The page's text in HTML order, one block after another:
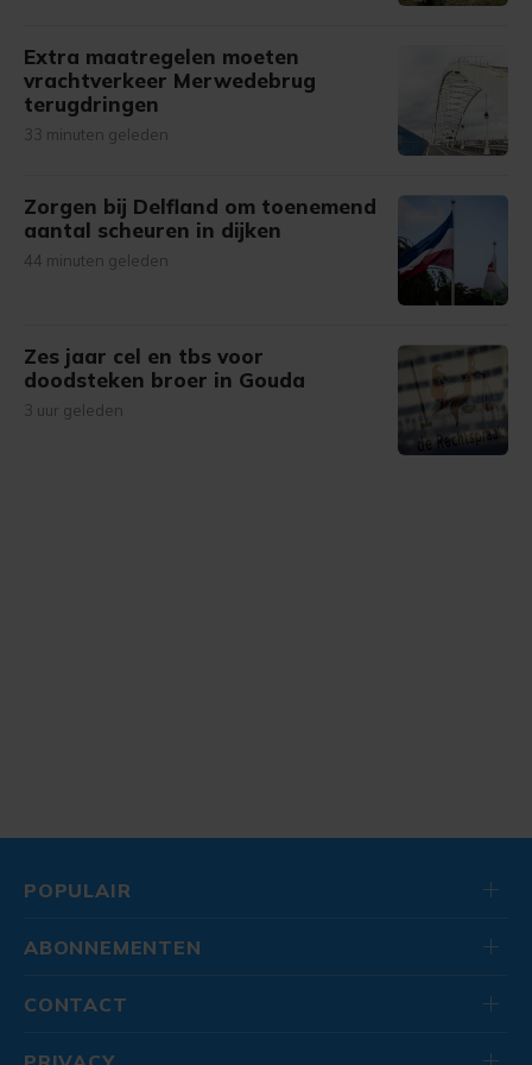
Extra maatregelen moeten
vrachtverkeer Merwedebrug
terugdringen
33 minuten geleden
Zorgen bij Delfland om toenemend
aantal scheuren in dijken
44 minuten geleden
Zes jaar cel en tbs voor
doodsteken broer in Gouda
3 uur geleden
POPULAIR
ABONNEMENTEN
CONTACT